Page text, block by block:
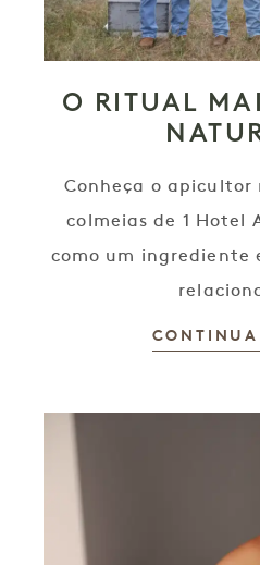
O RITUAL
Conheça o apicultor
colmeias de 1 Hotel
como um ingrediente